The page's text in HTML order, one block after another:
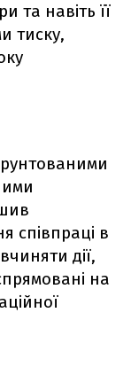
та навіть її
тиску,
співпраці в
дії,
на